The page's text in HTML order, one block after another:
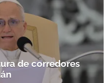
de corredores